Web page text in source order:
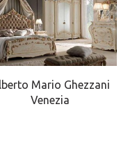
Mario Ghezzani
Venezia